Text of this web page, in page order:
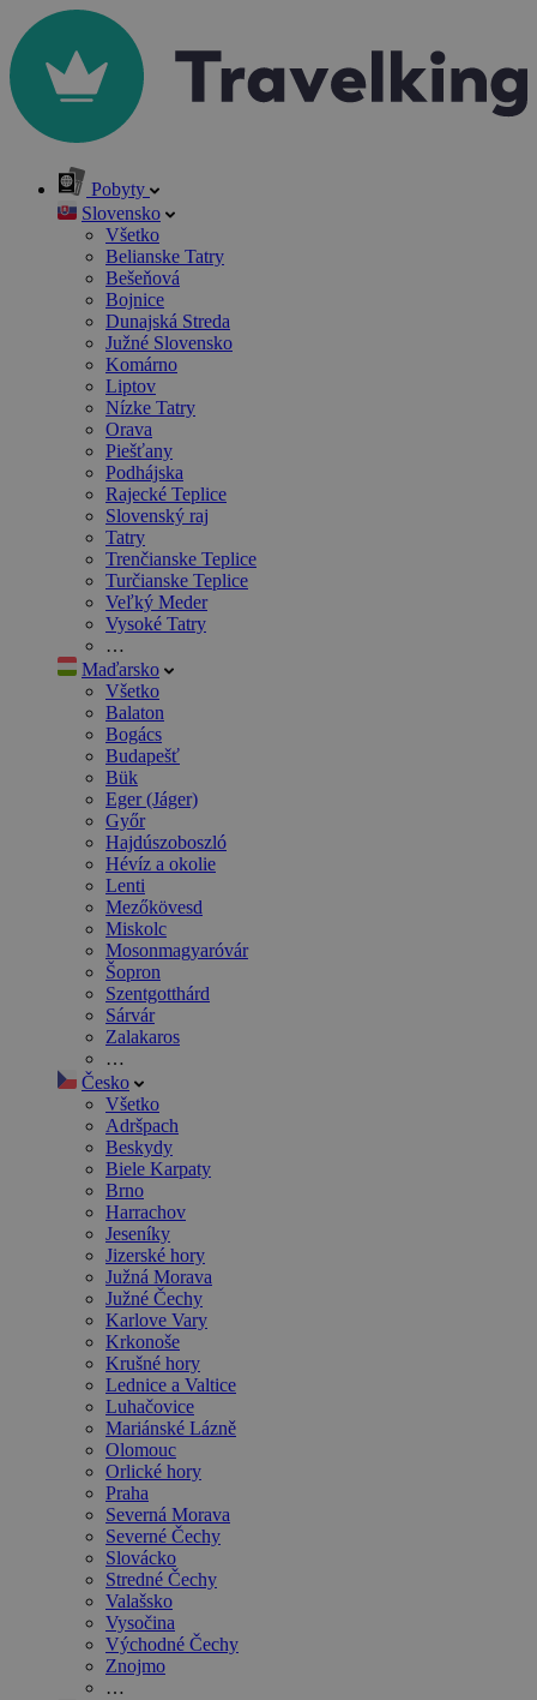
Pobyty
Slovensko
Všetko
Belianske Tatry
Bešeňová
Bojnice
Dunajská Streda
Južné Slovensko
Komárno
Liptov
Nízke Tatry
Orava
Piešťany
Podhájska
Rajecké Teplice
Slovenský raj
Tatry
Trenčianske Teplice
Turčianske Teplice
Veľký Meder
Vysoké Tatry
…
Maďarsko
Všetko
Balaton
Bogács
Budapešť
Bük
Eger (Jáger)
Győr
Hajdúszoboszló
Hévíz a okolie
Lenti
Mezőkövesd
Miskolc
Mosonmagyaróvár
Šopron
Szentgotthárd
Sárvár
Zalakaros
…
Česko
Všetko
Adršpach
Beskydy
Biele Karpaty
Brno
Harrachov
Jeseníky
Jizerské hory
Južná Morava
Južné Čechy
Karlove Vary
Krkonoše
Krušné hory
Lednice a Valtice
Luhačovice
Mariánské Lázně
Olomouc
Orlické hory
Praha
Severná Morava
Severné Čechy
Slovácko
Stredné Čechy
Valašsko
Vysočina
Východné Čechy
Znojmo
…